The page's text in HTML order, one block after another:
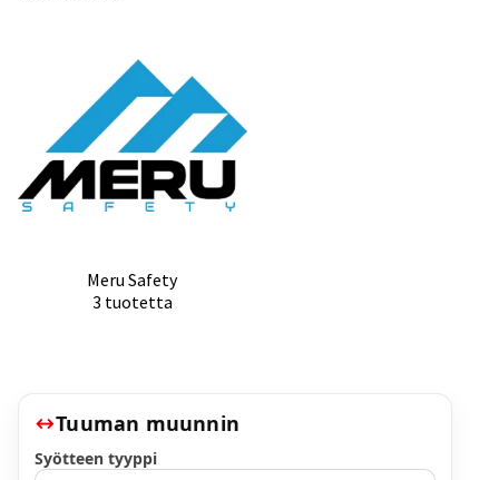
Meru Safety
3 tuotetta
Tuuman muunnin
Syötteen tyyppi